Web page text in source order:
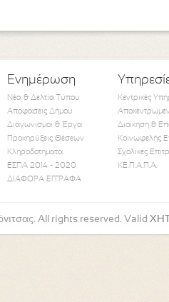
Ενημέρωση
Νέα & Δελτία Τύπου
Αποφάσεις Δήμου
Διαγωνισμοί & Έργα
Προκηρύξεις Θέσεων
Κληροδοτήματα
ΕΣΠΑ 2014 - 2020
ΔΙΑΦΟΡΑ ΕΓΓΡΑΦΑ
Κεντρικές
Διοίκηση &
Κοινωφελής
Σχολικές
ΚΕ.Π.Α.Π.Α.
Follow Us
All rights reserved. Valid